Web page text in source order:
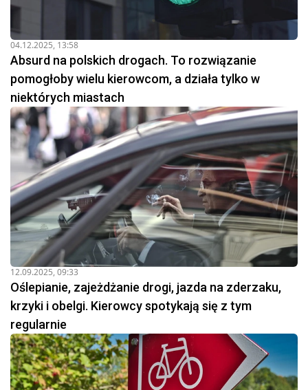
04.12.2025, 13:58
Absurd na polskich drogach. To rozwiązanie
pomogłoby wielu kierowcom, a działa tylko w
niektórych miastach
12.09.2025, 09:33
Oślepianie, zajeżdżanie drogi, jazda na zderzaku,
krzyki i obelgi. Kierowcy spotykają się z tym
regularnie